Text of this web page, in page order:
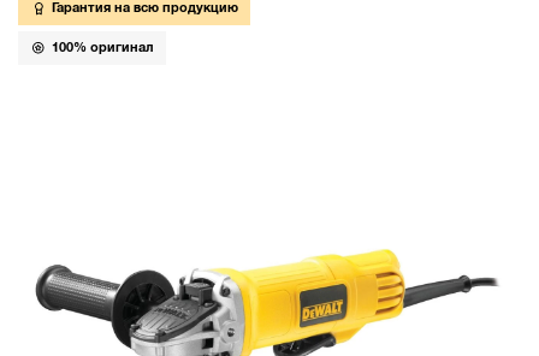
Гарантия на всю продукцию
100% оригинал